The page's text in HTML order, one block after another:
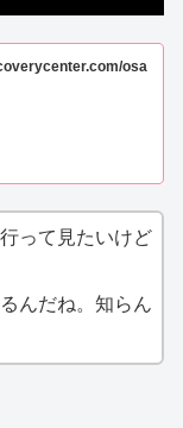
osa
って見たいけど
んだね。知らん